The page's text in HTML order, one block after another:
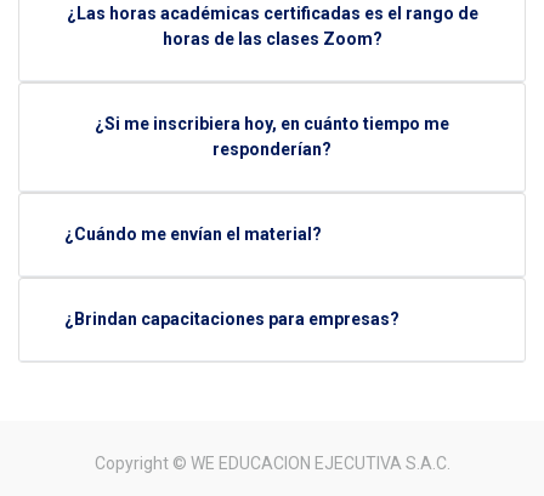
¿Las horas académicas certificadas es el rango de
horas de las clases Zoom?
¿Si me inscribiera hoy, en cuánto tiempo me
responderían?
¿Cuándo me envían el material?
¿Brindan capacitaciones para empresas?
Copyright © WE EDUCACION EJECUTIVA S.A.C.